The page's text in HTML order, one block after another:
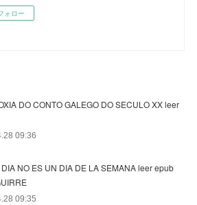
ォロー
DO CONTO GALEGO DO SECULO XX leer
09:36
NO ES UN DIA DE LA SEMANA leer epub
09:35